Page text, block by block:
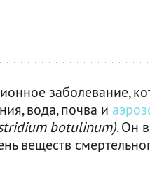
заболевание,
вода, почва и
botulinum). Он
веществ